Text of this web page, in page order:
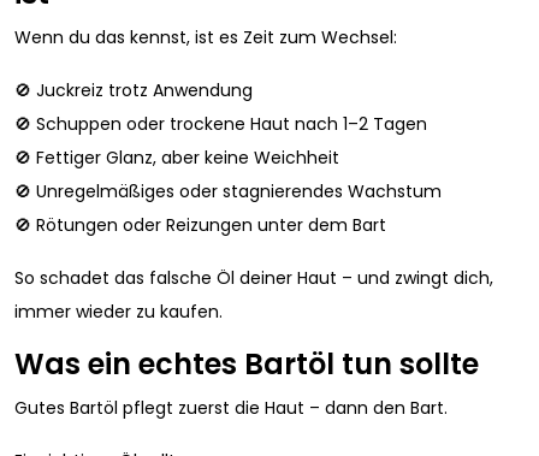
Wenn du das kennst, ist es Zeit zum Wechsel:
🚫 Juckreiz trotz Anwendung
🚫 Schuppen oder trockene Haut nach 1–2 Tagen
🚫 Fettiger Glanz, aber keine Weichheit
🚫 Unregelmäßiges oder stagnierendes Wachstum
🚫 Rötungen oder Reizungen unter dem Bart
So schadet das falsche Öl deiner Haut – und zwingt dich,
immer wieder zu kaufen.
Was ein echtes Bartöl tun sollte
Gutes Bartöl pflegt zuerst die Haut – dann den Bart.